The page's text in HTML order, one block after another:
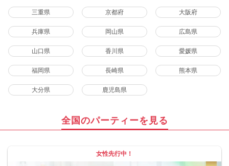
三重県 京都府 大阪府
兵庫県 岡山県 広島県
山口県 香川県 愛媛県
福岡県 長崎県 熊本県
大分県 鹿児島県
全国のパーティーを見る
女性先行中！